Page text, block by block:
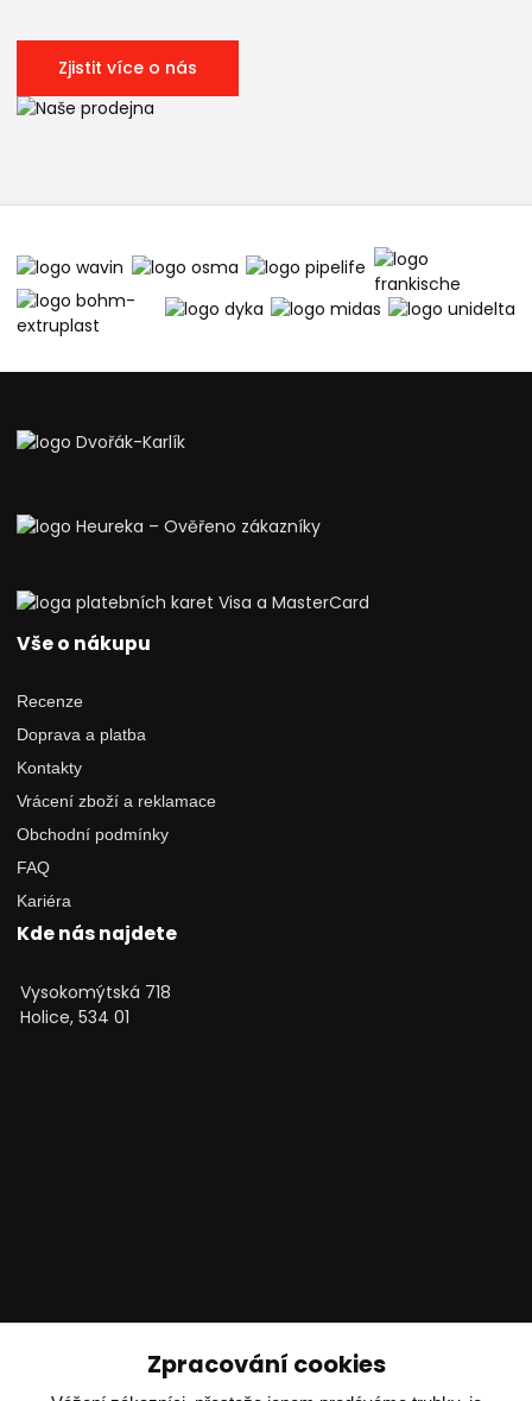
Zjistit více o nás
Vše o nákupu
Recenze
Doprava a platba
Kontakty
Vrácení zboží a reklamace
Obchodní podmínky
FAQ
Kariéra
Kde nás najdete
Vysokomýtská 718
Holice, 534 01
Zpracování cookies